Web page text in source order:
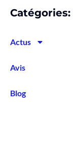
Catégories:
Actus
Avis
Blog